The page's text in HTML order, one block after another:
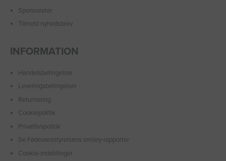
Sponsorater
Tilmeld nyhedsbrev
INFORMATION
Handelsbetingelser
Leveringsbetingelser
Returnering
Cookiepolitik
Privatlivspolitik
Se Fødevarestyrelsens smiley-rapporter
Cookie-indstillinger